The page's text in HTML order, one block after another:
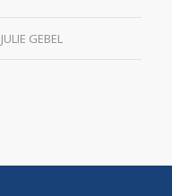
JULIE GEBEL